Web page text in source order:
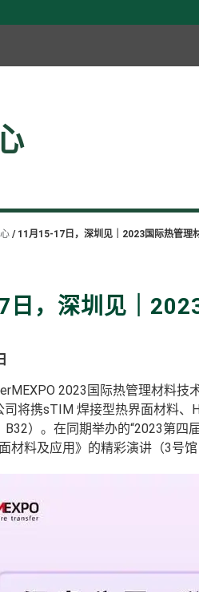
11月15-17日，深圳见｜2023国际热管理
日，深圳见｜
2023国际热管理材料技
将携sTIM 焊接型热界面材料、
） 。 在同期举办的“2023第四
材料及应用》的精彩演讲（3号馆